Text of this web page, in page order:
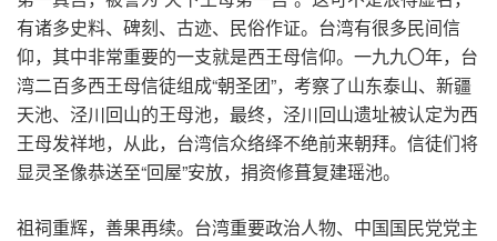
有诸多史料、碑刻、古迹、民俗作证。台湾有很多民间信
仰，其中非常重要的一支就是西王母信仰。一九九〇年，台
湾二百多西王母信徒组成“朝圣团”，考察了山东泰山、新疆
天池、泾川回山的王母池，最终，泾川回山遗址被认定为西
王母发祥地，从此，台湾信众络绎不绝前来朝拜。信徒们将
显灵圣像恭送至“回屋”安放，捐资修葺复建瑶池。
祖祠重辉，善果再续。台湾重要政治人物、中国国民党党主